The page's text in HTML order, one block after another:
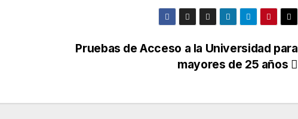
Pruebas de Acceso a la Universidad para
mayores de 25 años